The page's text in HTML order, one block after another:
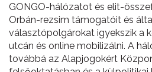
GONGO-hálózatot és elit-
Orbán-rezsim támogatóit és
választópolgárokat igyekszik a
utcán és online mobilizálni. A
továbbá az Alapjogokért